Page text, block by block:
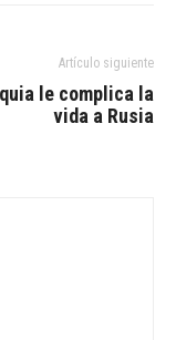
Artículo siguiente
le complica la
vida a Rusia